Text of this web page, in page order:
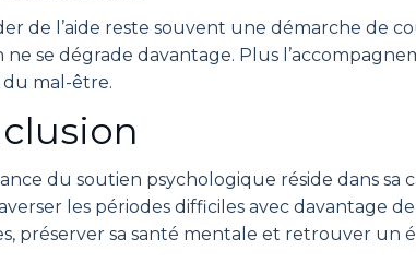
de l’aide reste souvent une démarche de
ne se dégrade davantage. Plus
mal-être.
du soutien psychologique réside dans
les périodes difficiles avec davantage
préserver sa santé mentale et retrouver un